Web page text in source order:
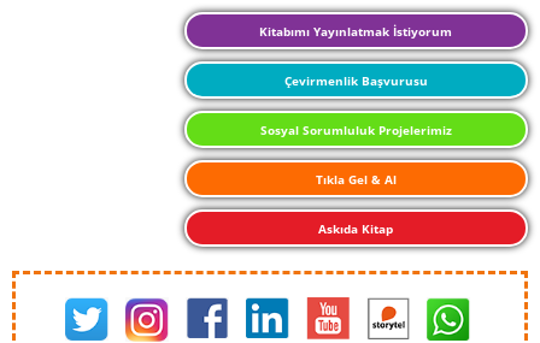
Kitabımı Yayınlatmak İstiyorum
Çevirmenlik Başvurusu
Sosyal Sorumluluk Projelerimiz
Tıkla Gel & Al
Askıda Kitap